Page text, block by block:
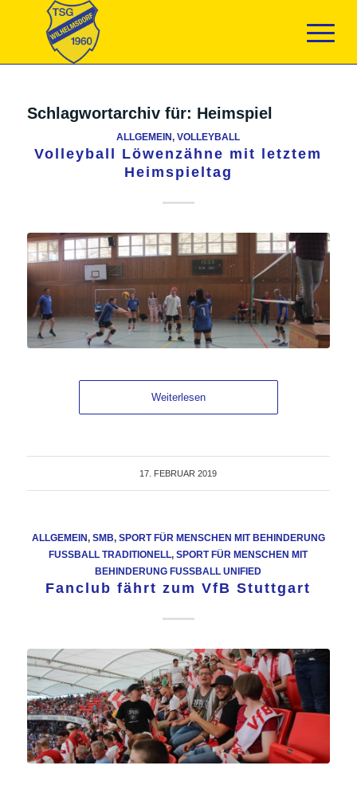
Schlagwortarchiv für: Heimspiel
ALLGEMEIN,VOLLEYBALL
Volleyball Löwenzähne mit letztem
Heimspieltag
Weiterlesen
17. FEBRUAR 2019
ALLGEMEIN, SMB, SPORT FÜR MENSCHEN MIT BEHINDERUNG
FUSSBALL TRADITIONELL ,SPORT FÜR MENSCHEN MIT
BEHINDERUNG FUSSBALL UNIFIED
Fanclub fährt zum VfB Stuttgart